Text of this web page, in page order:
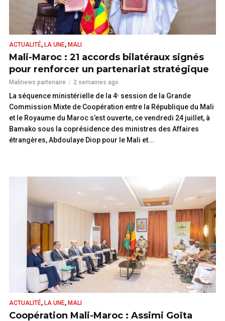
ACTUALITÉ, LA UNE, MALI
Mali-Maroc : 21 accords bilatéraux signés
pour renforcer un partenariat stratégique
Malinews partenaire 2 semaines ago
La séquence ministérielle de la 4ᵉ session de la Grande
Commission Mixte de Coopération entre la République du Mali
et le Royaume du Maroc s’est ouverte, ce vendredi 24 juillet, à
Bamako sous la coprésidence des ministres des Affaires
étrangères, Abdoulaye Diop pour le Mali et...
ACTUALITÉ, LA UNE, MALI
Coopération Mali-Maroc : Assimi Goïta